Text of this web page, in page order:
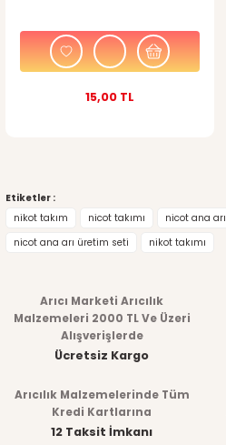
15,00 TL
Etiketler :
nikot takım
nicot takımı nicot ana arı
nicot ana arı üretim seti
nikot takımı
Arıcı Marketi Arıcılık
Malzemeleri 2000 TL Ve Üzeri
Alışverişlerde
Ücretsiz Kargo
Arıcılık Malzemelerinde Tüm
Kredi Kartlarına
12 Taksit İmkanı